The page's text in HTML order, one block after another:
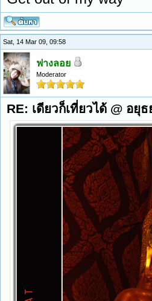
Sat, 14 Mar 09, 09:58
ฟางลอย
Moderator
RE: เดียวก็เที่ยวได้ @ อยุ